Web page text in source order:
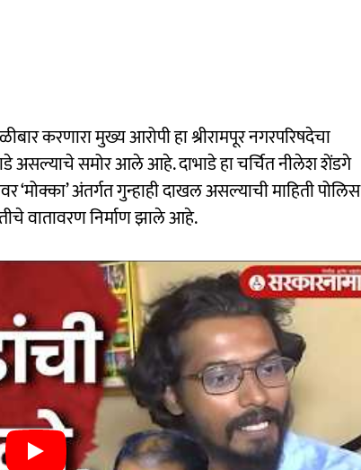
करणारा मुख्य आरोपी हा श्रीरामपूर नगरपरिषदेचा
असल्याचे समोर आले आहे. दाभाडे हा चर्चित नीलेश शेंडगे
‘मोक्का’ अंतर्गत गुन्हाही दाखल असल्याची माहिती पोलिस
वातावरण निर्माण झाले आहे.